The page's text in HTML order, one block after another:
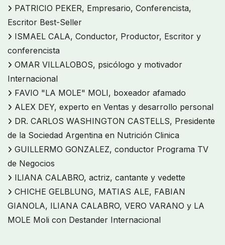
PATRICIO PEKER, Empresario, Conferencista,
Escritor Best-Seller
ISMAEL CALA, Conductor, Productor, Escritor y
conferencista
OMAR VILLALOBOS, psicólogo y motivador
Internacional
FAVIO "LA MOLE" MOLI, boxeador afamado
ALEX DEY, experto en Ventas y desarrollo personal
DR. CARLOS WASHINGTON CASTELLS, Presidente
de la Sociedad Argentina en Nutrición Clinica
GUILLERMO GONZALEZ, conductor Programa TV
de Negocios
ILIANA CALABRO, actriz, cantante y vedette
CHICHE GELBLUNG, MATIAS ALE, FABIAN
GIANOLA, ILIANA CALABRO, VERO VARANO y LA
MOLE Moli con Destander Internacional